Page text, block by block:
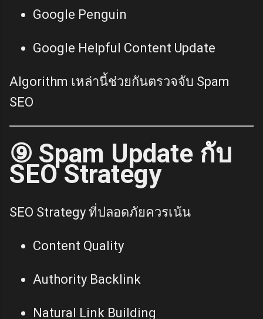
Google Penguin
Google Helpful Content Update
Algorithm เหล่านี้ช่วยกันตรวจจับ Spam
SEO
⑨ Spam Update กับ
SEO Strategy
SEO Strategy ที่ปลอดภัยควรเน้น
Content Quality
Authority Backlink
Natural Link Building